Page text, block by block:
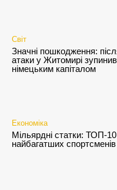
Світ
Значні пошкодження:
атаки у Житомирі
німецьким капіталом
Економіка
Мільярдні статки: ТОП-10
найбагатших спортсменів